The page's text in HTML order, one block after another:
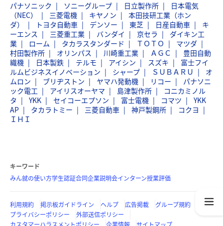
パナソニック ソニーグループ 日立製作所
日本電気
（NEC）
三菱電機 キヤノン
本田技研工業（ホン
ダ）
トヨタ自動車 デンソー 東芝 日産自動車
キ
ーエンス
三菱重工業 バンダイ 京セラ
ダイキン工
業
ローム タカラスタンダード ＴＯＴＯ
マツダ
村田製作所
オリンパス 川崎重工業 ＡＧＣ
豊田自動
織機
日本製鉄 テルモ アイシン スズキ
富士フイ
ルムビジネスイノベーション
シャープ ＳＵＢＡＲＵ
オ
ムロン
ブリヂストン ヤマハ発動機 リコー
パナソニ
ック電工
アイリスオーヤマ 島津製作所
コニカミノル
タ
YKK セイコーエプソン 富士電機 コマツ
YKK
AP
タカラトミー 三菱自動車 神戸製鋼所
コクヨ
ＩＨＩ
キーワード
みん就の使い方学生認証合同企業説明会インターン授業評価
利用規約 掲示板ガイドライン ヘルプ 広告掲載
グループ規約
プライバシーポリシー
外部送信ポリシー